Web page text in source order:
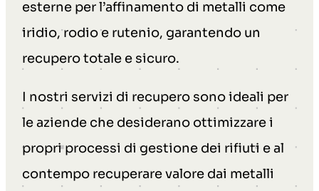
esterne per l’affinamento di metalli come
iridio, rodio e rutenio, garantendo un
recupero totale e sicuro.
I nostri servizi di recupero sono ideali per
le aziende che desiderano ottimizzare i
propri processi di gestione dei rifiuti e al
contempo recuperare valore dai metalli